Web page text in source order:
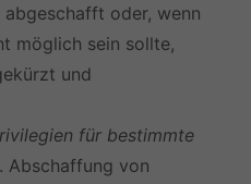
oder, wenn
möglich sein sollte,
und
für bestimmte
. Abschaffung von